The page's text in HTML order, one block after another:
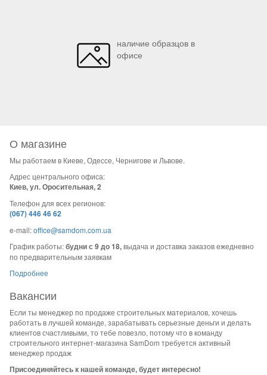
наличие образцов в
офисе
О магазине
Мы работаем в Киеве, Одессе, Чернигове и Львове.
Адрес центрального офиса:
Киев, ул. Оросительная, 2
Телефон для всех регионов:
(067) 446 46 62
e-mail:office@samdom.com.ua
График работы:будни с 9 до 18,выдача и доставка заказов ежедневно
по предварительным заявкам
Подробнее
Вакансии
Если ты менеджер по продаже строительных материалов, хочешь
работать в лучшей команде, зарабатывать серьезные деньги и делать
клиентов счастливыми, то тебе повезло, потому что в команду
строительного интернет-магазина SamDom требуется активный
менеджер продаж
Присоединяйтесь к нашей команде, будет интересно!